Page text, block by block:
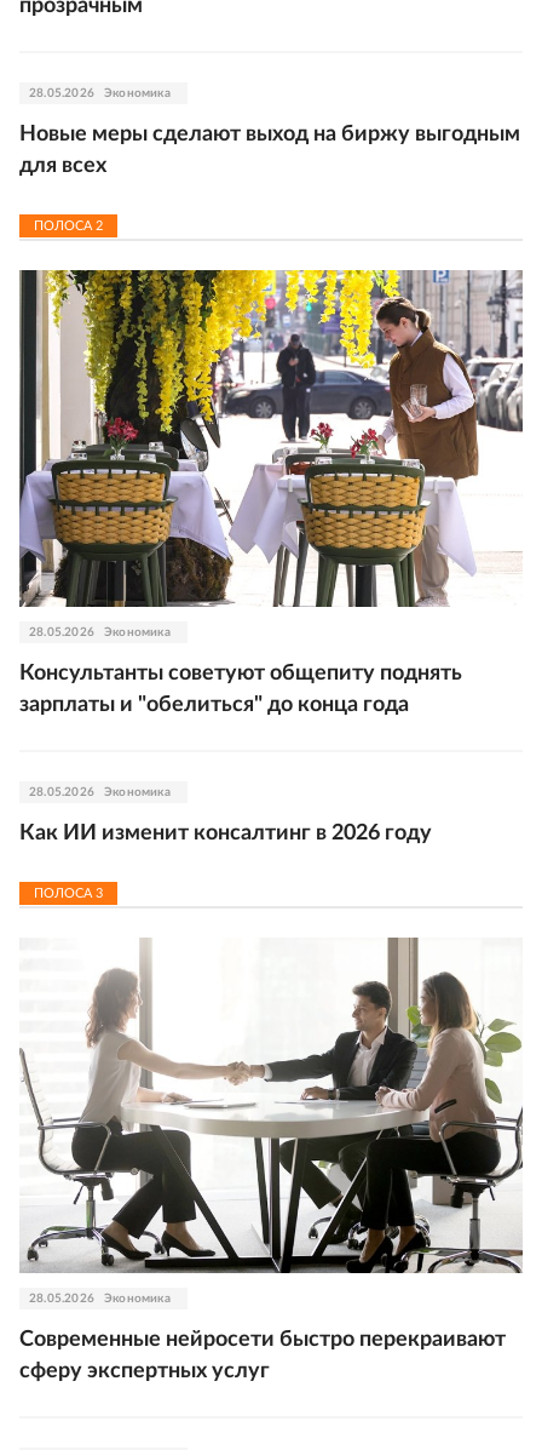
прозрачным
28.05.2026 Экономика
Новые меры сделают выход на биржу выгодным
для всех
ПОЛОСА2
28.05.2026 Экономика
Консультанты советуют общепиту поднять
зарплаты и "обелиться" до конца года
28.05.2026 Экономика
Как ИИ изменит консалтинг в 2026 году
ПОЛОСА 3
28.05.2026 Экономика
Современные нейросети быстро перекраивают
сферу экспертных услуг